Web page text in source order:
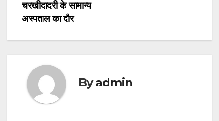
चरखीदादरी के सामान्य
अस्पताल का दौर
Byadmin